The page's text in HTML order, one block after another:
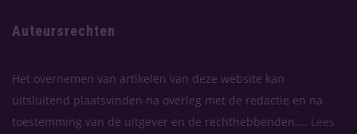
Auteursrechten
Het overnemen van artikelen van deze website kan
uitsluitend plaatsvinden na overleg met de redactie en na
toestemming van de uitgever en de rechthebbenden....
Lees